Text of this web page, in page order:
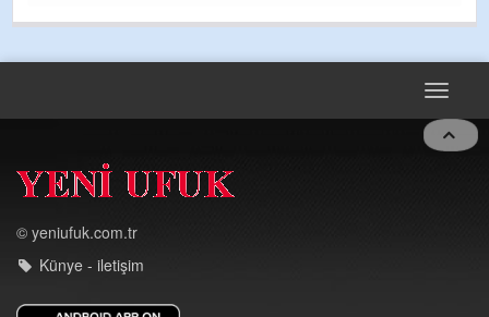
Toggle
© yeniufuk.com.tr
Künye - iletişim